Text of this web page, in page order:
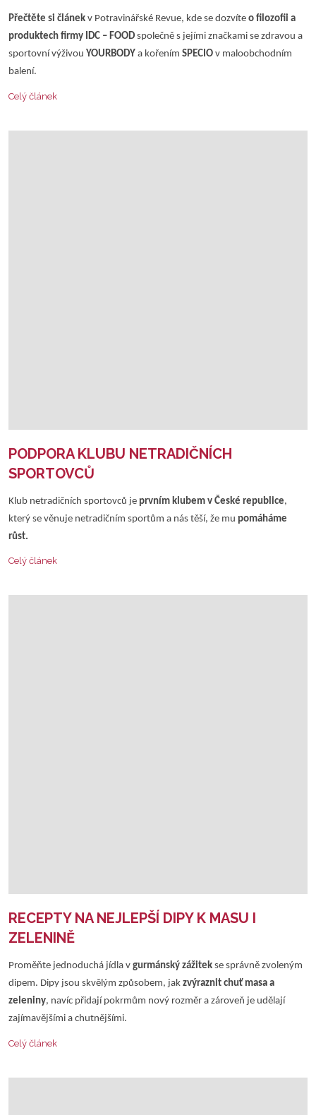
Přečtěte si článek v Potravinářské Revue, kde se dozvíte o filozofii a
produktech firmy IDC – FOOD společně s jejími značkami se zdravou a
sportovní výživou YOURBODY a kořením SPECIO v maloobchodním
balení.
Celý článek
PODPORA KLUBU NETRADIČNÍCH
SPORTOVCŮ
Klub netradičních sportovců je prvním klubem v České republice,
který se věnuje netradičním sportům a nás těší, že mu pomáháme
růst.
Celý článek
RECEPTY NA NEJLEPŠÍ DIPY K MASU I
ZELENINĚ
Proměňte jednoduchá jídla v gurmánský zážitek se správně zvoleným
dipem. Dipy jsou skvělým způsobem, jak zvýraznit chuť masa a
zeleniny, navíc přidají pokrmům nový rozměr a zároveň je udělají
zajímavějšími a chutnějšími.
Celý článek